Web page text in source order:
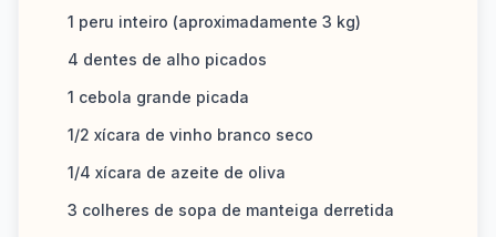
1 peru inteiro (aproximadamente 3 kg)
4 dentes de alho picados
1 cebola grande picada
1/2 xícara de vinho branco seco
1/4 xícara de azeite de oliva
3 colheres de sopa de manteiga derretida